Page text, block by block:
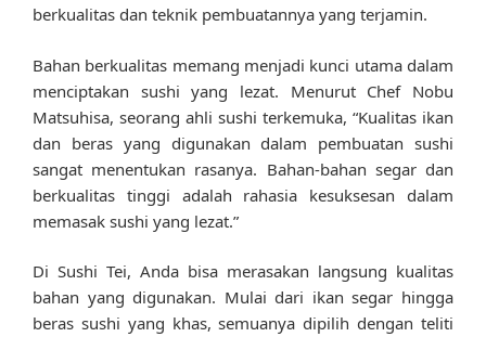
berkualitas dan teknik pembuatannya yang terjamin.
Bahan berkualitas memang menjadi kunci utama dalam
menciptakan sushi yang lezat. Menurut Chef Nobu
Matsuhisa, seorang ahli sushi terkemuka, “Kualitas ikan
dan beras yang digunakan dalam pembuatan sushi
sangat menentukan rasanya. Bahan-bahan segar dan
berkualitas tinggi adalah rahasia kesuksesan dalam
memasak sushi yang lezat.”
Di Sushi Tei, Anda bisa merasakan langsung kualitas
bahan yang digunakan. Mulai dari ikan segar hingga
beras sushi yang khas, semuanya dipilih dengan teliti